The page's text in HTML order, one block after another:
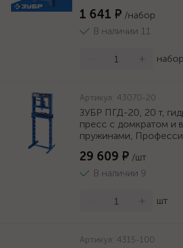
1 641 ₽ /набор
В наличии 11
+ набор
Артикул: 43070-20
ЗУБР ПГД-20, 20 т,
пресс с домкратом и
пружинами,
29 609 ₽ /шт
В наличии 9
+ шт
Артикул: 4315-100